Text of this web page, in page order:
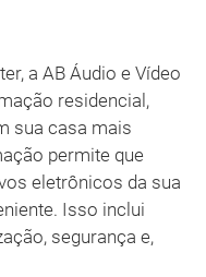
a AB Áudio e Vídeo
residencial,
sua casa mais
permite que
eletrônicos da sua
Isso inclui
segurança e,